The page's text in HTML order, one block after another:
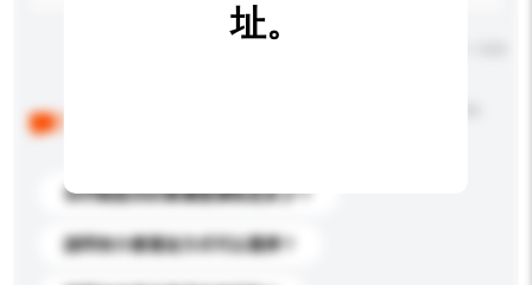
你們能提供的最優惠價格是多少？
請問有什麼運送方式可以選擇？
址。